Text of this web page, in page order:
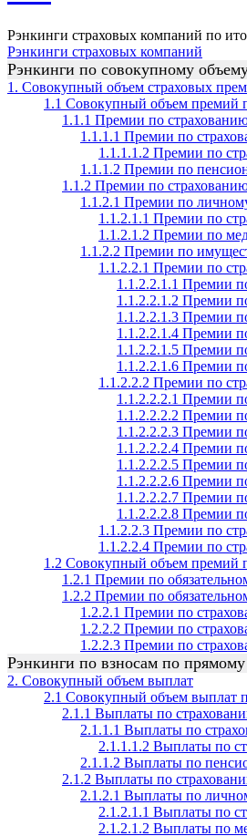
Рэнкинги страховых компаний по
Рэнкинги страховых компаний
Рэнкинги по совокупному
1. Совокупный объем страховых
1.1 Совокупный объем премий
1.1.1 Премии по
1.1.1.1 Премии по
1.1.1.1.2 Премии по
1.1.1.2 Премии по
1.1.2 Премии по
1.1.2.1 Премии по
1.1.2.1.1 Премии по
1.1.2.1.2 Премии по
1.1.2.2 Премии по
1.1.2.2.1 Премии по
1.1.2.2.1.1 Премии
1.1.2.2.1.2 Премии
1.1.2.2.1.3 Премии
1.1.2.2.1.4 Премии
1.1.2.2.1.5 Премии
1.1.2.2.1.6 Премии
1.1.2.2.2 Премии по
1.1.2.2.2.1 Премии
1.1.2.2.2.2 Премии
1.1.2.2.2.3 Премии
1.1.2.2.2.4 Премии
1.1.2.2.2.5 Премии
1.1.2.2.2.6 Премии
1.1.2.2.2.7 Премии
1.1.2.2.2.8 Премии
1.1.2.2.3 Премии по
1.1.2.2.4 Премии по
1.2 Совокупный объем премий
1.2.1 Премии по
1.2.2 Премии по
1.2.2.1 Премии по
1.2.2.2 Премии по
1.2.2.3 Премии по
Рэнкинги по взносам по
2. Совокупный объем выплат
2.1 Совокупный объем выплат
2.1.1 Выплаты по
2.1.1.1 Выплаты по
2.1.1.1.2 Выплаты по
2.1.1.2 Выплаты по
2.1.2 Выплаты по
2.1.2.1 Выплаты по
2.1.2.1.1 Выплаты по
2.1.2.1.2 Выплаты по